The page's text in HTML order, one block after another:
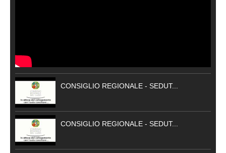
CONSIGLIO REGIONALE - SEDUT...
CONSIGLIO REGIONALE - SEDUT...